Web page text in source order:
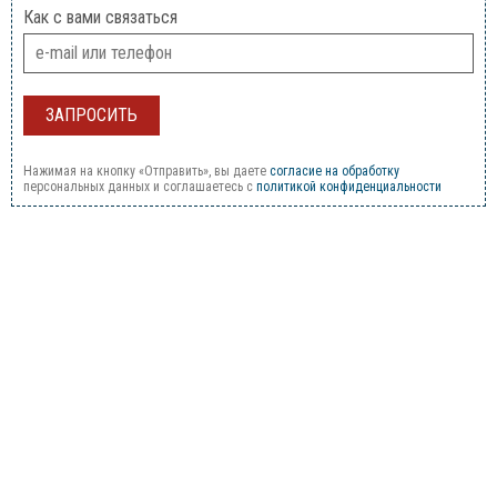
Как с вами связаться
Нажимая на кнопку «Отправить», вы даете согласие на обработку
персональных данных и соглашаетесь c политикой конфиденциальности